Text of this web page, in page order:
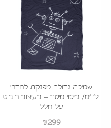
שמיכה גדולה מפנקת לחדרי
ילדים/ כיסוי מיטה – בעיצוב רובוט
על חלל
₪299